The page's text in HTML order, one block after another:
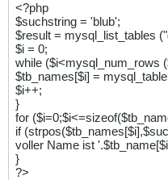
<?php
$suchstring = 'blub';
$result = mysql_list_tables
$i = 0;
while ($i<mysql_num_rows
$tb_names[$i] =
$i++;
}
for
if
voller Name ist
}
?>